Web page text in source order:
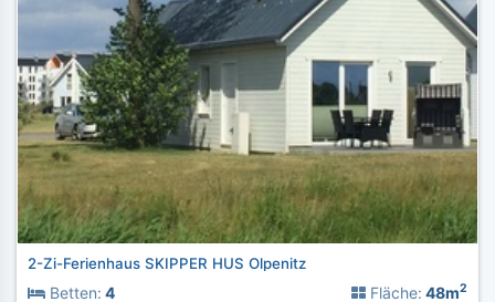
2-Zi-Ferienhaus SKIPPER HUS Olpenitz
Betten: 4 Fläche: 48m2